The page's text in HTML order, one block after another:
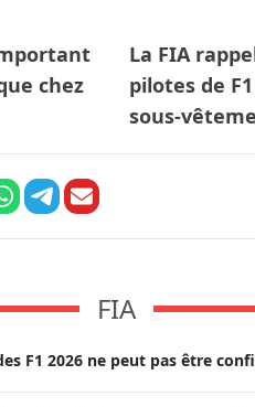
chez
La FIA
pilotes de
sous-
FIA
F1 2026 ne peut pas être